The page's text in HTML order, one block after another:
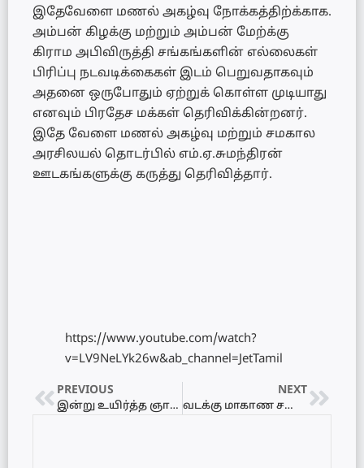
இதேவேளை மணல் அகழ்வு நோக்கத்திற்க்காக.
அம்பன் கிழக்கு மற்றும் அம்பன் மேற்க்கு
கிராம அபிவிருத்தி சங்கங்களின் எல்லைகள்
பிரிப்பு நடவடிக்கைகள் இடம் பெறுவதாகவும்
அதனை ஒருபோதும் ஏற்றுக் கொள்ள முடியாது
எனவும் பிரதேச மக்கள் தெரிவிக்கின்றனர்.
இதே வேளை மணல் அகழ்வு மற்றும் சமகால
அரசிலயல் தொடர்பில் எம்.ஏ.சுமந்திரன்
ஊடகங்களுக்கு கருத்து தெரிவித்தார்.
https://www.youtube.com/watch?
v=LV9NeLYk26w&ab_channel=JetTamil
PREVIOUS
இன்று உயிர்த்த ஞாயிறு மகிமையின் கூட்டுத்திருப்பலி ஆராதனை
NEXT
வடக்கு மாகாண சபையின் முன்னாள் உறுப்பினர் சபா குகதாஸ் அவர்களது இல்லத்தில் நடைபெற்ற ஊடகவியலாளர் சந்திப்பு – Video